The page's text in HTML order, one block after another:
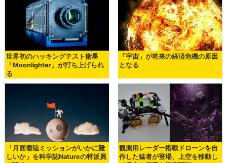
世界初のハッキングテスト衛星
「Moonlighter」が打ち上げられ
る
「宇宙」が将来の経済危機の原因
となる
「月面着陸ミッションがいかに難
しいか」を科学誌Natureの特派員
観測用レーダー搭載ドローンを自
作した猛者が登場、上空を移動し